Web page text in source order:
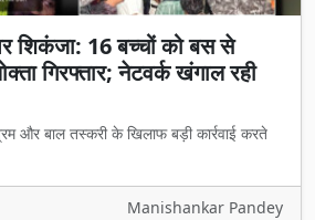
शिकंजा: 16 बच्चों को बस से
गिरफ्तार; नेटवर्क खंगाल रही
और बाल तस्करी के खिलाफ बड़ी कार्रवाई करते
Manishankar Pandey